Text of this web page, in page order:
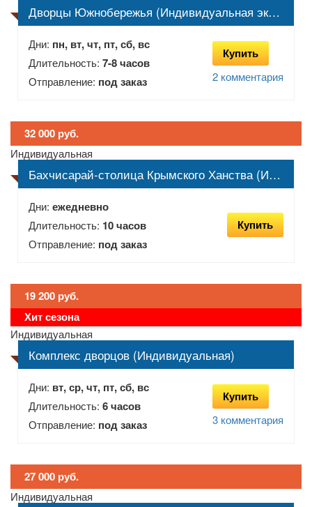
Дворцы Южнобережья (Индивидуальная экскурсия)
Дни: пн, вт, чт, пт, сб, вс
Длительность: 7-8 часов
Отправление: под заказ
Купить
2 комментария
32 000 руб.
Индивидуальная
Бахчисарай-столица Крымского Ханства (Индивидуальная экскурсия)
Дни: ежедневно
Длительность: 10 часов
Отправление: под заказ
Купить
19 200 руб.
Хит сезона
Индивидуальная
Комплекс дворцов (Индивидуальная)
Дни: вт, ср, чт, пт, сб, вс
Длительность: 6 часов
Отправление: под заказ
Купить
3 комментария
27 000 руб.
Индивидуальная